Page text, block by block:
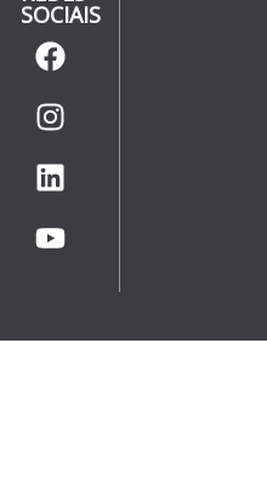
SOCIAIS